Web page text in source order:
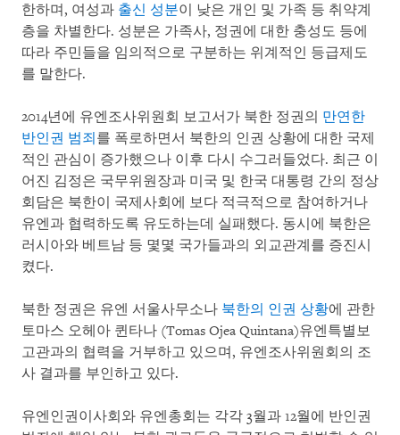
한하며, 여성과 출신 성분이 낮은 개인 및 가족 등 취약계
층을 차별한다. 성분은 가족사, 정권에 대한 충성도 등에
따라 주민들을 임의적으로 구분하는 위계적인 등급제도
를 말한다.
2014년에 유엔조사위원회 보고서가 북한 정권의 만연한
반인권 범죄 를 폭로하면서 북한의 인권 상황에 대한 국제
적인 관심이 증가했으나 이후 다시 수그러들었다. 최근 이
어진 김정은 국무위원장과 미국 및 한국 대통령 간의 정상
회담은 북한이 국제사회에 보다 적극적으로 참여하거나
유엔과 협력하도록 유도하는데 실패했다. 동시에 북한은
러시아와 베트남 등 몇몇 국가들과의 외교관계를 증진시
켰다.
북한 정권은 유엔 서울사무소나 북한의 인권 상황에 관한
토마스 오헤아 퀸타나 (Tomas Ojea Quintana)유엔특별보
고관과의 협력을 거부하고 있으며, 유엔조사위원회의 조
사 결과를 부인하고 있다.
유엔인권이사회와 유엔총회는 각각 3월과 12월에 반인권